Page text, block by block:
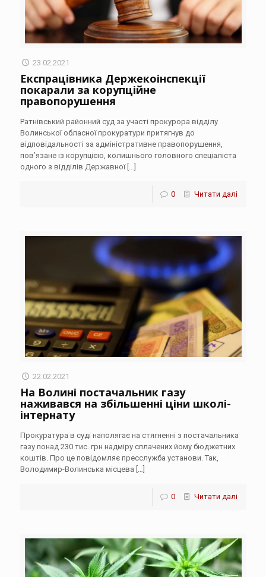
23.02.2021
Експрацівника Держекоінспекції
покарали за корупційне
правопорушення
Ратнівський районний суд за участі прокурора відділу
Волинської обласної прокуратури притягнув до
відповідальності за адміністративне правопорушення,
пов’язане із корупцією, колишнього головного спеціаліста
одного з відділів Державної[…]
0 Читати далі
22.02.2021
На Волині постачальник газу
наживався на збільшенні ціни школі-
інтернату
Прокуратура в суді наполягає на стягненні з постачальника
газу понад 230 тис. грн надміру сплачених йому бюджетних
коштів. Про це повідомляє пресслужба установи. Так,
Володимир-Волинська місцева […]
0 Читати далі